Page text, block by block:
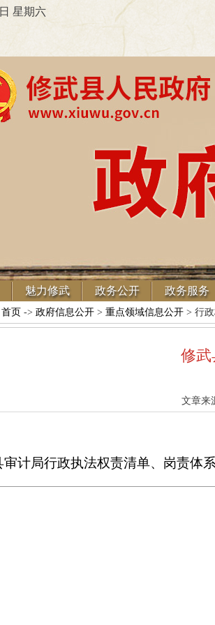
星期六
魅力修武 政务公开 政务服务
首页 -> 政府信息公开 > 重点领域信息公开 > 行
修
文章来
审计局行政执法权责清单、岗责体